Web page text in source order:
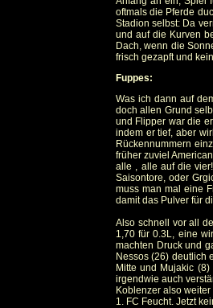
oftmals die Pferde
Stadion selbst: Da
und auf die Kurven
Dach, wenn die
frisch gezapft und
Fuppes:
Was ich dann auf
doch allen Grund
und Flipper war die
indem er tief, aber
Rückennummern
früher zuviel
alle , alle auf die
Saisontore, oder
muss man mal eine
damit das Pulver für
Also schnell vor all
1,70 für 0.3L, eine
machten Druck und
Nessos (26) deutlich
Mitte und Mujakic
irgendwie auch
Koblenzer also
1. FC Feucht. Jetzt